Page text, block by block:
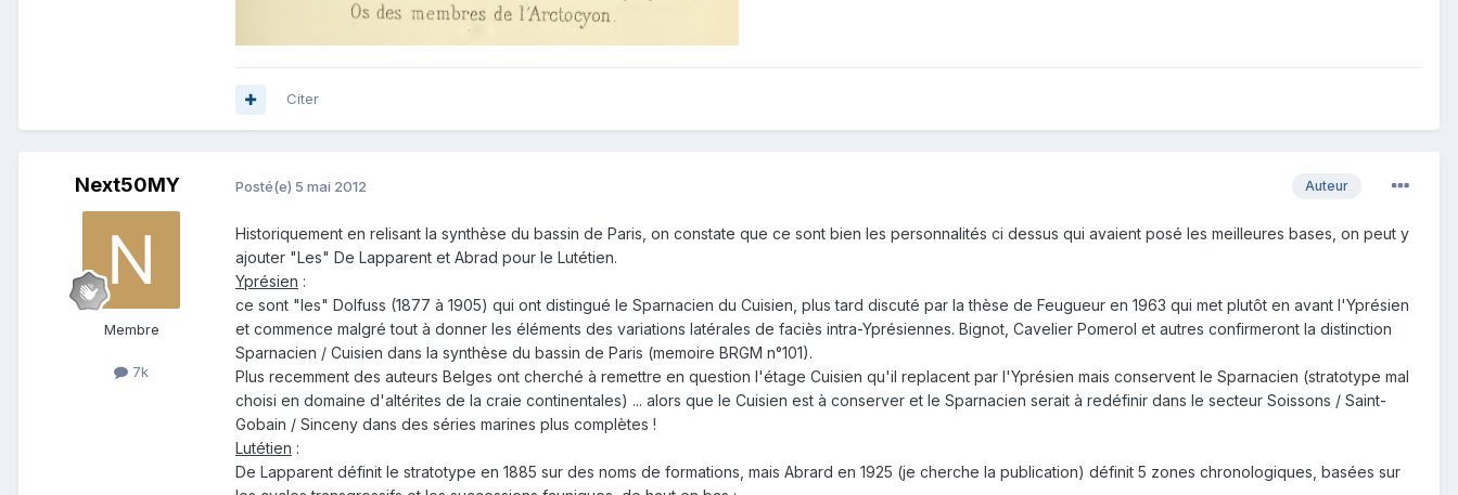
Citer
Next50MY
Membre
7k
Auteur
Posté(e) 5 mai 2012
Historiquement en relisant la synthèse du bassin de Paris, on constate que ce sont bien les personnalités ci dessus qui avaient posé les meilleures bases, on peut y
ajouter "Les" De Lapparent et Abrad pour le Lutétien.
Yprésien :
ce sont "les" Dolfuss (1877 à 1905) qui ont distingué le Sparnacien du Cuisien, plus tard discuté par la thèse de Feugueur en 1963 qui met plutôt en avant l'Yprésien
et commence malgré tout à donner les éléments des variations latérales de faciès intra-Yprésiennes. Bignot, Cavelier Pomerol et autres confirmeront la distinction
Sparnacien / Cuisien dans la synthèse du bassin de Paris (memoire BRGM n°101).
Plus recemment des auteurs Belges ont cherché à remettre en question l'étage Cuisien qu'il replacent par l'Yprésien mais conservent le Sparnacien (stratotype mal
choisi en domaine d'altérites de la craie continentales) ... alors que le Cuisien est à conserver et le Sparnacien serait à redéfinir dans le secteur Soissons / Saint-
Gobain / Sinceny dans des séries marines plus complètes !
Lutétien :
De Lapparent définit le stratotype en 1885 sur des noms de formations, mais Abrard en 1925 (je cherche la publication) définit 5 zones chronologiques, basées sur